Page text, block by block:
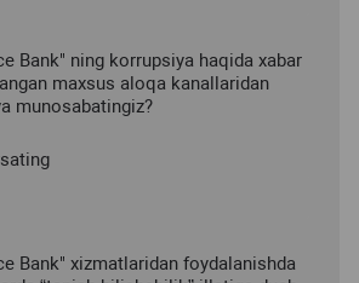
Bank" ning korrupsiya haqida xabar
maxsus aloqa kanallaridan
munosabatingiz?
Bank" xizmatlaridan foydalanishda